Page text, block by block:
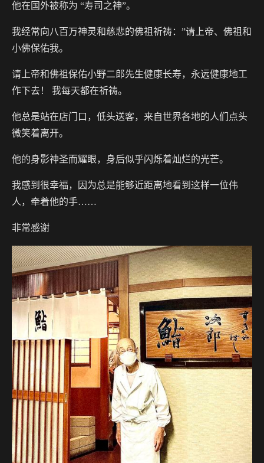
他在国外被称为 “寿司之神”。
我经常向八百万神灵和慈悲的佛祖祈祷：”请上帝、佛祖和
小佛保佑我。
请上帝和佛祖保佑小野二郎先生健康长寿，永远健康地工
作下去！ 我每天都在祈祷。
他总是站在店门口，低头送客，来自世界各地的人们点头
微笑着离开。
他的身影神圣而耀眼，身后似乎闪烁着灿烂的光芒。
我感到很幸福，因为总是能够近距离地看到这样一位伟
人，牵着他的手……
非常感谢